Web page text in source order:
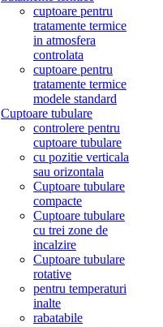
cuptoare pentru
tratamente termice
in atmosfera
controlata
cuptoare pentru
tratamente termice
modele standard
Cuptoare tubulare
controlere pentru
cuptoare tubulare
cu pozitie verticala
sau orizontala
Cuptoare tubulare
compacte
Cuptoare tubulare
cu trei zone de
incalzire
Cuptoare tubulare
rotative
pentru temperaturi
inalte
rabatabile